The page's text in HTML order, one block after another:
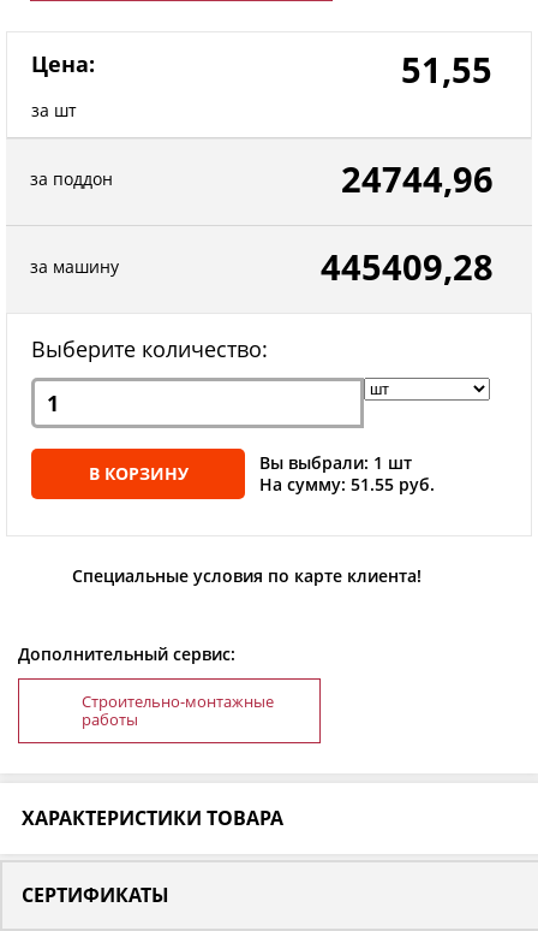
Цена:
за шт
51,55
за поддон 24744,96
за машину 445409,28
Выберите количество:
В КОРЗИНУ
Вы выбрали: 1 шт
На сумму: 51.55 руб.
Специальные условия по карте клиента!
Дополнительный сервис:
Строительно-монтажные
работы
ХАРАКТЕРИСТИКИ ТОВАРА
СЕРТИФИКАТЫ